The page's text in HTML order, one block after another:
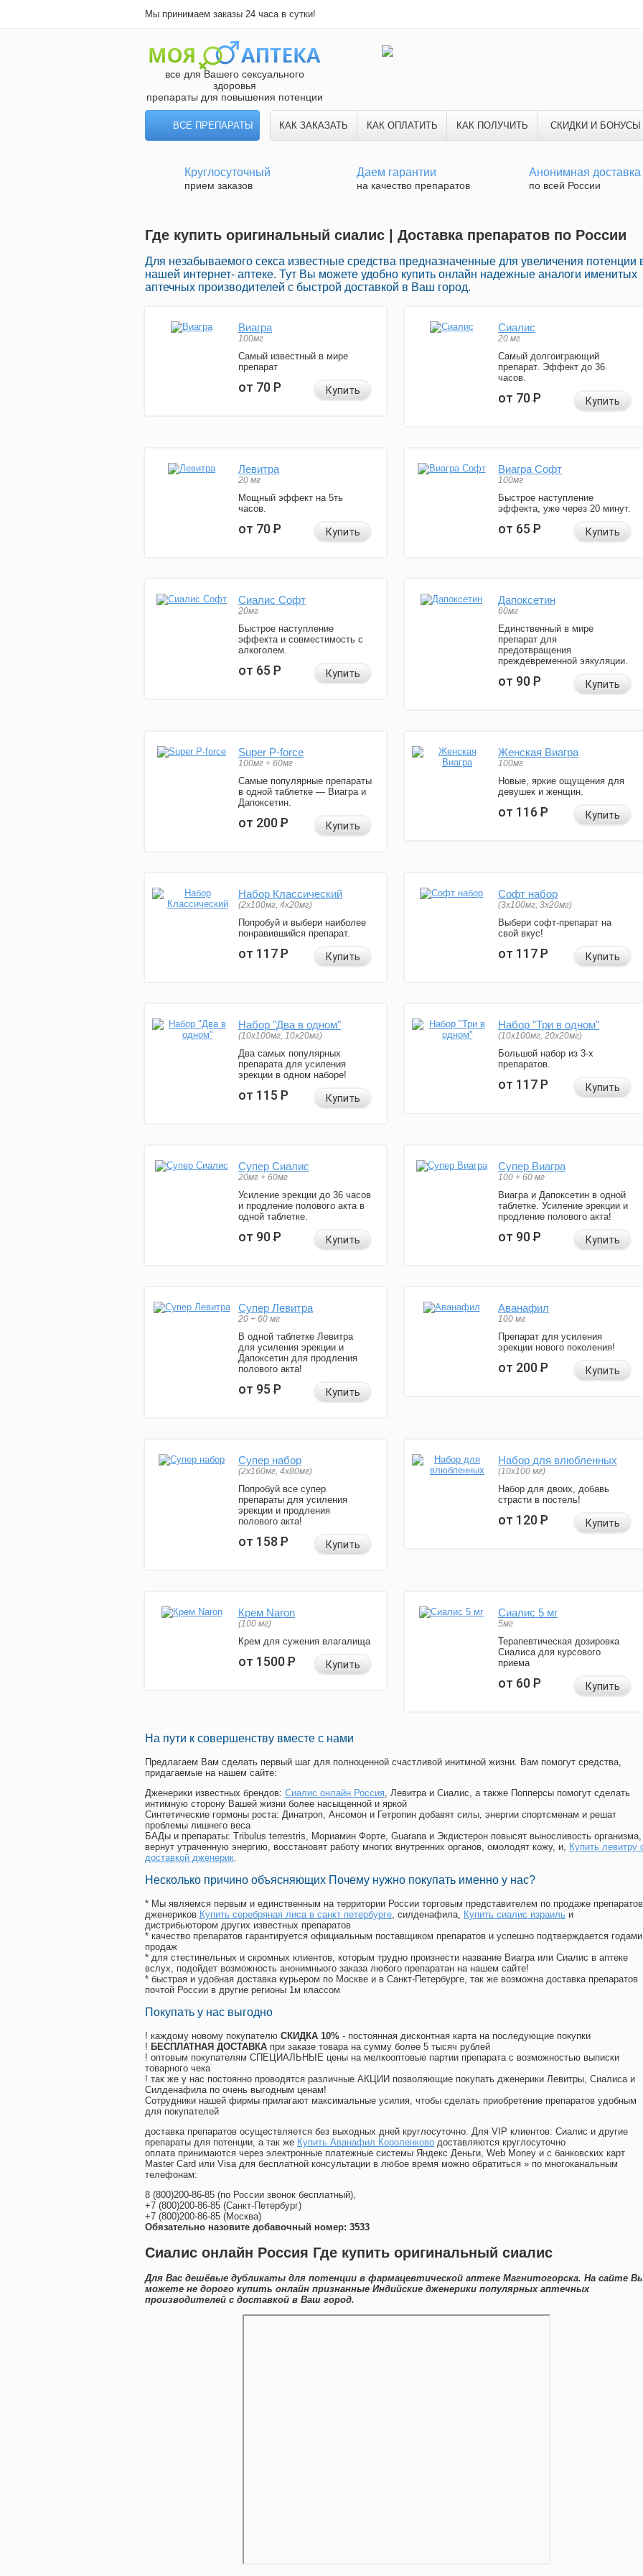
Мы принимаем заказы 24 часа в сутки!
все для Вашего сексуального
здоровья
препараты для повышения потенции
ВСЕ ПРЕПАРАТЫ КАК ЗАКАЗАТЬ КАК ОПЛАТИТЬ КАК ПОЛУЧИТЬ СКИДКИ И БОНУСЫ
Круглосуточный
прием заказов
Даем гарантии
на качество препаратов
Анонимная доставка
по всей России
Где купить оригинальный сиалис | Доставка препаратов по России
Для незабываемого секса известные средства предназначенные для увеличения потенции
нашей интернет- аптеке. Тут Вы можете удобно купить онлайн надежные аналоги именитых
аптечных производителей с быстрой доставкой в Ваш город.
Виагра
100мг
Самый известный в мире
препарат
от 70Р Купить
Сиалис
20 мг
Самый долгоиграющий
препарат. Эффект до 36
часов.
от 70Р Купить
Левитра
20 мг
Мощный эффект на 5ть
часов.
от 70Р Купить
Виагра Софт
100мг
Быстрое наступление
эффекта, уже через 20 минут.
от 65Р Купить
Сиалис Софт
20мг
Быстрое наступление
эффекта и совместимость с
алкоголем.
от 65Р Купить
Дапоксетин
60мг
Единственный в мире
препарат для
предотвращения
преждевременной эякуляции.
от 90Р Купить
Super P-force
100мг + 60мг
Самые популярные препараты
в одной таблетке — Виагра и
Дапоксетин.
от 200Р Купить
Женская Виагра
100мг
Новые, яркие ощущения для
девушек и женщин.
от 116Р Купить
Набор Классический
(2x100мг, 4x20мг)
Попробуй и выбери наиболее
понравившийся препарат.
от 117Р Купить
Софт набор
(3x100мг, 3x20мг)
Выбери софт-препарат на
свой вкус!
от 117Р Купить
Набор "Два в одном"
(10x100мг, 10x20мг)
Два самых популярных
препарата для усиления
эрекции в одном наборе!
от 115Р Купить
Набор "Три в одном"
(10x100мг, 20x20мг)
Большой набор из 3-х
препаратов.
от 117Р Купить
Супер Сиалис
20мг + 60мг
Усиление эрекции до 36 часов
и продление полового акта в
одной таблетке.
от 90Р Купить
Супер Виагра
100 + 60 мг
Виагра и Дапоксетин в одной
таблетке. Усиление эрекции и
продление полового акта!
от 90Р Купить
Супер Левитра
20 + 60 мг
В одной таблетке Левитра
для усиления эрекции и
Дапоксетин для продления
полового акта!
от 95Р Купить
Аванафил
100 мг
Препарат для усиления
эрекции нового поколения!
от 200Р Купить
Супер набор
(2х160мг, 4х80мг)
Попробуй все супер
препараты для усиления
эрекции и продления
полового акта!
от 158Р Купить
Набор для влюбленных
(10х100 мг)
Набор для двоих, добавь
страсти в постель!
от 120Р Купить
Крем Naron
(100 мг)
Крем для сужения влагалища
от 1500Р Купить
Сиалис 5 мг
5мг
Терапевтическая дозировка
Сиалиса для курсового
приема
от 60Р Купить
На пути к совершенству вместе с нами
Предлагаем Вам сделать первый шаг для полноценной счастливой инитмной жизни. Вам помогут средства,
придагаемые на нашем сайте:
Дженерики известных брендов: Сиалис онлайн Россия, Левитра и Сиалис, а также Попперсы помогут сделать
интимную сторону Вашей жизни более насыщенной и яркой
Синтетические гормоны роста: Динатроп, Ансомон и Гетропин добавят силы, энергии спортсменам и решат
проблемы лишнего веса
БАДы и препараты: Tribulus terrestris, Мориамин Форте, Guarana и Экдистерон повысят выносливость организма,
вернут утраченную энергию, восстановят работу многих внутренних органов, омолодят кожу, и, Купить левитру
доставкой дженерик.
Несколько причино объясняющих Почему нужно покупать именно у нас?
* Мы являемся первым и единственным на территории России торговым представителем по продаже препаратов
дженериков Купить серебряная лиса в санкт петербурге, силденафила, Купить сиалис израиль и
дистрибьютором других известных препаратов
* качество препаратов гарантируется официальным поставщиком препаратов и успешно подтверждается годами
продаж
* для стестинельных и скромных клиентов, которым трудно произнести название Виагра или Сиалис в аптеке
вслух, подойдет возможность анонимныого заказа любого препаратан на нашем сайте!
* быстрая и удобная доставка курьером по Москве и в Санкт-Петербурге, так же возможна доставка препаратов
почтой России в другие регионы 1м классом
Покупать у нас выгодно
! каждому новому покупателю СКИДКА 10% - постоянная дисконтная карта на последующие покупки
! БЕСПЛАТНАЯ ДОСТАВКА при заказе товара на сумму более 5 тысяч рублей
! оптовым покупателям СПЕЦИАЛЬНЫЕ цены на мелкооптовые партии препарата с возможностью выписки
товарного чека
! так же у нас постоянно проводятся различные АКЦИИ позволяющие покупать дженерики Левитры, Сиалиса и
Силденафила по очень выгодным ценам!
Cотрудники нашей фирмы прилагают максимальные усилия, чтобы сделать приобретение препаратов удобным
для покупателей
доставка препаратов осуществляется без выходных дней круглосуточно. Для VIP клиентов: Сиалис и другие
препараты для потенции, а так же Купить Аванафил Короленково доставляются круглосуточно
оплата принимаются через электронные платежные системы Яндекс Деньги, Web Money и с банковских карт
Master Card или Visa для бесплатной консультации в любое время можно обратиться » по многоканальным
телефонам:
8 (800)200-86-85 (по России звонок бесплатный),
+7 (800)200-86-85 (Санкт-Петербург)
+7 (800)200-86-85 (Москва)
Обязательно назовите добавочный номер: 3533
Сиалис онлайн Россия Где купить оригинальный сиалис
Для Вас дешёвые дубликаты для потенции в фармацевтической аптеке Магнитогорска. На сайте
можете не дорого купить онлайн признанные Индийские дженерики популярных аптечных
производителей с доставкой в Ваш город.